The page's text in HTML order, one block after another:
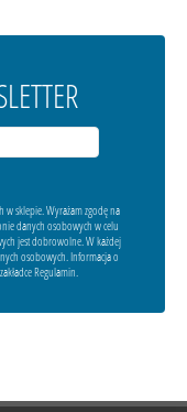
w sklepie. Wyrażam zgodę na
danych osobowych w celu
jest dobrowolne. W każdej
osobowych. Informacja o
Regulamin.